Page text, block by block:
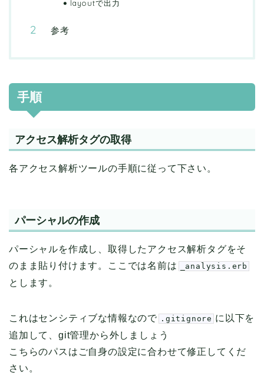
layoutで出力
参考
手順
アクセス解析タグの取得
各アクセス解析ツールの手順に従って下さい。
パーシャルの作成
パーシャルを作成し、取得したアクセス解析タグをそ
のまま貼り付けます。ここでは名前は
_analysis.erb
とします。
これはセンシティブな情報なので .gitignore に以下を
追加して、git管理から外しましょう
こちらのパスはご自身の設定に合わせて修正してくだ
さい。